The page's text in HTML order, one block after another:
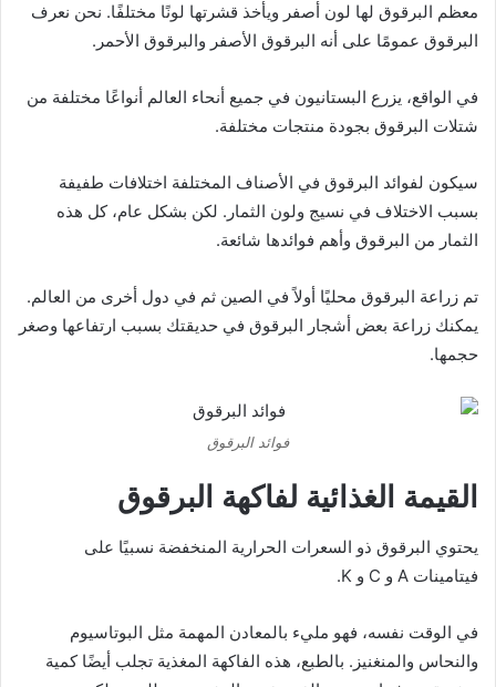
معظم البرقوق لها لون أصفر ويأخذ قشرتها لونًا مختلفًا. نحن نعرف
البرقوق عمومًا على أنه البرقوق الأصفر والبرقوق الأحمر.
في الواقع، يزرع البستانيون في جميع أنحاء العالم أنواعًا مختلفة من
شتلات البرقوق بجودة منتجات مختلفة.
سيكون لفوائد البرقوق في الأصناف المختلفة اختلافات طفيفة
بسبب الاختلاف في نسيج ولون الثمار. لكن بشكل عام، كل هذه
الثمار من البرقوق وأهم فوائدها شائعة.
تم زراعة البرقوق محليًا أولاً في الصين ثم في دول أخرى من العالم.
يمكنك زراعة بعض أشجار البرقوق في حديقتك بسبب ارتفاعها وصغر
حجمها.
فوائد البرقوق
القيمة الغذائية لفاكهة البرقوق
يحتوي البرقوق ذو السعرات الحرارية المنخفضة نسبيًا على
فيتامينات A و C و K.
في الوقت نفسه، فهو مليء بالمعادن المهمة مثل البوتاسيوم
والنحاس والمنغنيز. بالطبع، هذه الفاكهة المغذية تجلب أيضًا كمية